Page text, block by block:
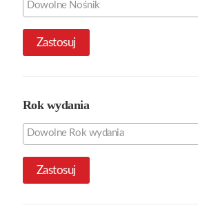
Zastosuj
Rok wydania
Zastosuj